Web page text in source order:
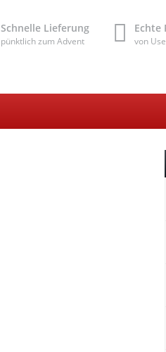
Schnelle Lieferung
pünktlich zum Advent
Echte
von